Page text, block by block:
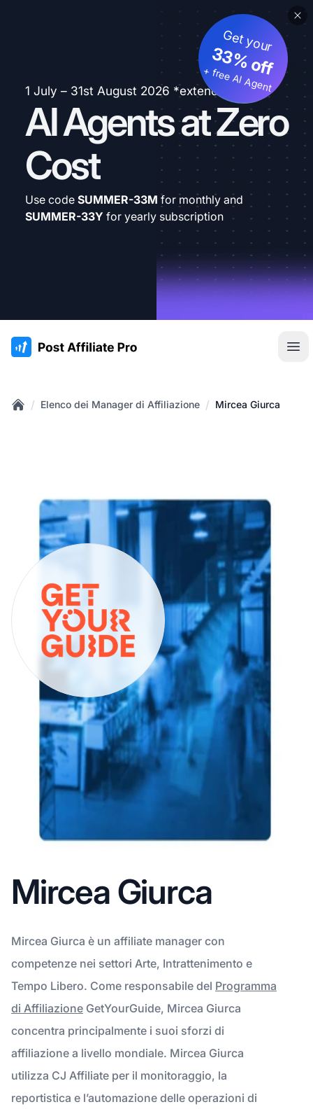
1 July – 31st August 2026 *extended
AI Agents at Zero
Cost
Get your
33% off
+ free AI Agent
Use code SUMMER-33M for monthly and
SUMMER-33Y for yearly subscription
:site.title
/ Elenco dei Manager di Affiliazione / Mircea Giurca
Mircea Giurca
Mircea Giurca è un affiliate manager con
competenze nei settori Arte, Intrattenimento e
Tempo Libero. Come responsabile del Programma
di Affiliazione GetYourGuide, Mircea Giurca
concentra principalmente i suoi sforzi di
affiliazione a livello mondiale. Mircea Giurca
utilizza CJ Affiliate per il monitoraggio, la
reportistica e l’automazione delle operazioni di